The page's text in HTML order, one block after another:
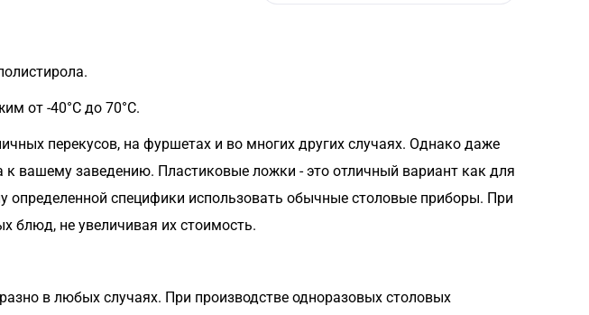
от -40°С до 70°С.
перекусов, на фуршетах и во многих других случаях. Однако даже
вашему заведению. Пластиковые ложки - это отличный вариант как для
определенной специфики использовать обычные столовые приборы. При
блюд, не увеличивая их стоимость.
в любых случаях. При производстве одноразовых столовых